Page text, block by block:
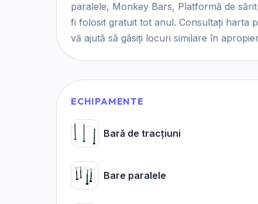
paralele, Monkey Bars, Platformă de
fi folosit gratuit tot anul. Consultați harta
vă ajută să găsiți locuri similare în
ECHIPAMENTE
Bară de tracțiuni
Bare paralele